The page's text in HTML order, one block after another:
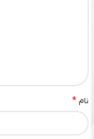
نام *